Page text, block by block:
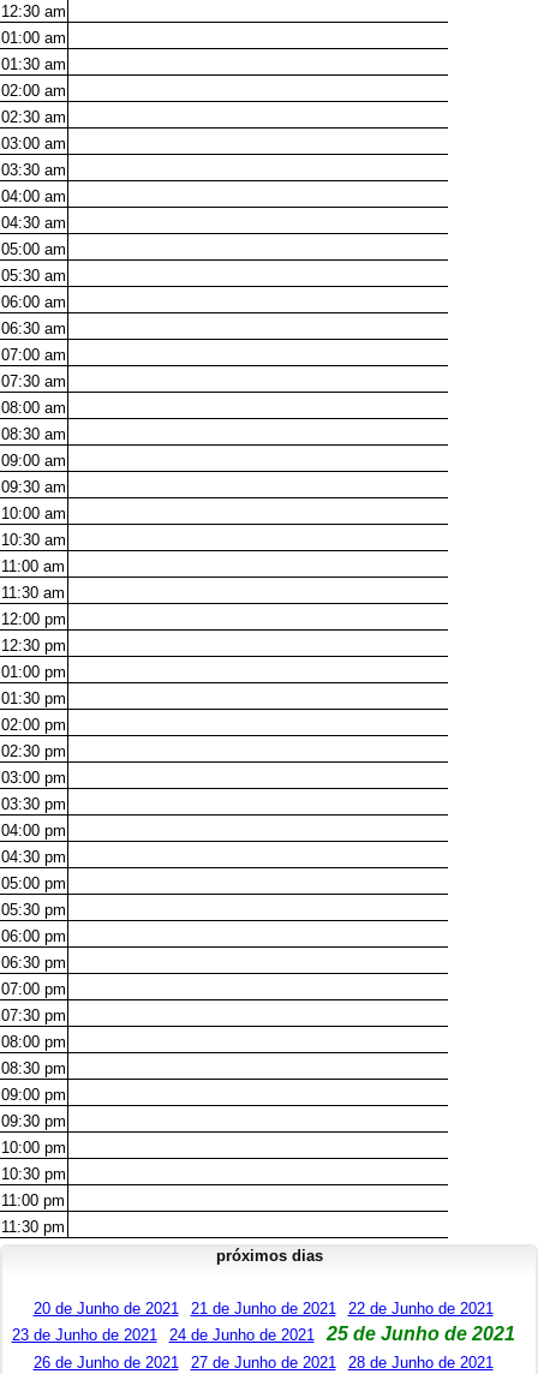
12:30 am
01:00 am
01:30 am
02:00 am
02:30 am
03:00 am
03:30 am
04:00 am
04:30 am
05:00 am
05:30 am
06:00 am
06:30 am
07:00 am
07:30 am
08:00 am
08:30 am
09:00 am
09:30 am
10:00 am
10:30 am
11:00 am
11:30 am
12:00 pm
12:30 pm
01:00 pm
01:30 pm
02:00 pm
02:30 pm
03:00 pm
03:30 pm
04:00 pm
04:30 pm
05:00 pm
05:30 pm
06:00 pm
06:30 pm
07:00 pm
07:30 pm
08:00 pm
08:30 pm
09:00 pm
09:30 pm
10:00 pm
10:30 pm
11:00 pm
11:30 pm
próximos dias
20 de Junho de 2021 21 de Junho de 2021
22 de Junho de 2021
23 de Junho de 2021
24 de Junho de 2021 25 de Junho de 2021
26 de Junho de 2021 27 de Junho de 2021
28 de Junho de 2021